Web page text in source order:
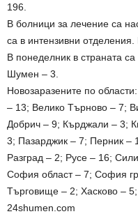
196.
В болници за лечение са
са в интензивни
В понеделник в страната
Шумен – 3.
Новозаразените по
– 13; Велико Търново – 7;
Добрич – 9; Кърджали – 3;
3; Пазарджик – 7; Перник –
Разград – 2; Русе – 16;
София област – 7; София
Търговище – 2; Хасково –
24shumen.com